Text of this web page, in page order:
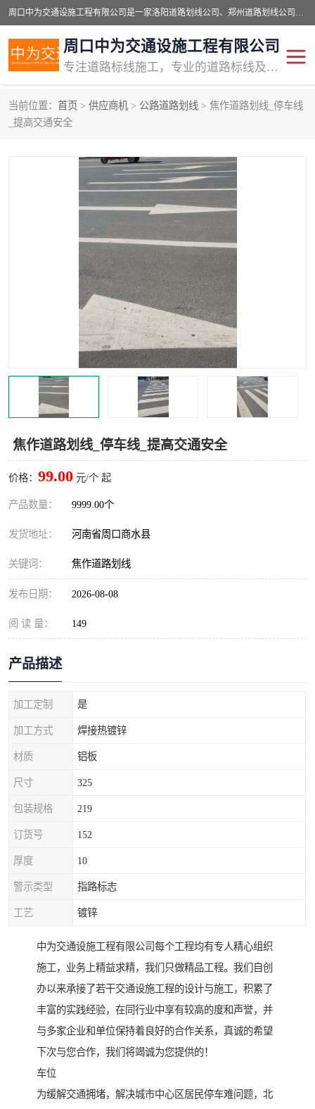
周口中为交通设施工程有限公司是一家洛阳道路划线公司、郑州道路划线公司、平顶山道路车位划线公司、开封车位划线公司、许昌道路车位划线公司、漯河道路车位划线公司，公司始终坚持“诚信、匠心、专注”的宗旨；我们的经营理念是：的服务。
周口中为交通设施工程有限公司
专注道路标线施工，专业的道路标线及交通设施施工服务商!
当前位置： 首页 > 供应商机 > 公路道路划线 > 焦作道路划线_停车线
_提高交通安全
焦作道路划线_停车线_提高交通安全
价格： 99.00 元/个 起
产品数量： 9999.00个
发货地址： 河南省周口商水县
关键词： 焦作道路划线
发布日期： 2026-08-08
阅 读 量： 149
产品描述
加工定制 是
加工方式 焊接热镀锌
材质 铝板
尺寸 325
包装规格 219
订货号 152
厚度 10
警示类型 指路标志
工艺 镀锌
中为交通设施工程有限公司每个工程均有专人精心组织
施工，业务上精益求精，我们只做精品工程。我们自创
办以来承接了若干交通设施工程的设计与施工，积累了
丰富的实践经验，在同行业中享有较高的度和声誉，并
与多家企业和单位保持着良好的合作关系，真诚的希望
下次与您合作，我们将竭诚为您提供的！
车位
为缓解交通拥堵，解决城市中心区居民停车难问题，北
交通道路标线
道路标线划线 马路标线
道路划线